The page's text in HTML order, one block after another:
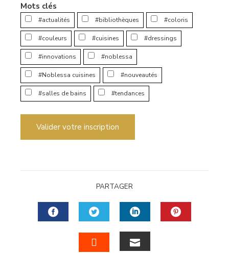
Mots clés
#actualités #bibliothèques #coloris
#couleurs #cuisines #dressings
#innovations #noblessa
#Noblessa cuisines #nouveautés
#salles de bains #tendances
Valider votre inscription
PARTAGER
FACEBOOKTWITTERLINKEDIN